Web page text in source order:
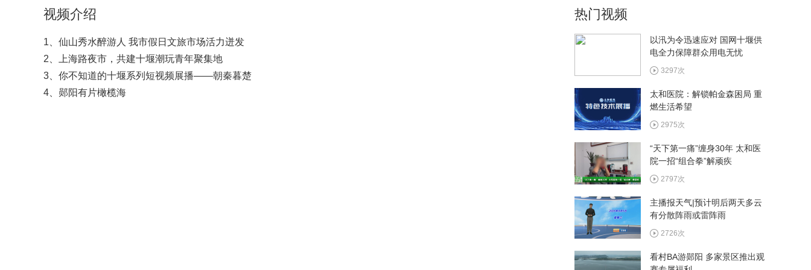
5月9日《十堰文旅体》
5月2日《十堰文旅体》
4月25日《十堰文旅体》
视频介绍
1、仙山秀水醉游人 我市假日文旅市场活力迸发
2、上海路夜市，共建十堰潮玩青年聚集地
3、你不知道的十堰系列短视频展播——朝秦暮楚
4、郧阳有片橄榄海
热门视频
以汛为令迅速应对 国网十堰供
电全力保障群众用电无忧
3297次
太和医院：解锁帕金森困局 重
燃生活希望
2975次
“天下第一痛”缠身30年 太和医
院一招“组合拳”解顽疾
2797次
主播报天气|预计明后两天多云
有分散阵雨或雷阵雨
2726次
看村BA游郧阳 多家景区推出观